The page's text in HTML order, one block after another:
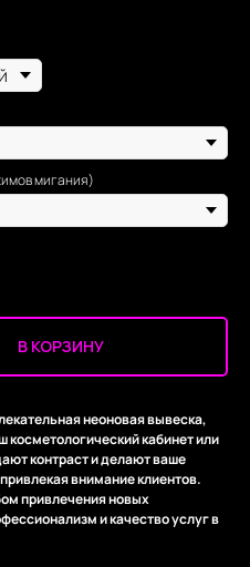
мигания)
В КОРЗИНУ
неоновая вывеска,
косметологический кабинет или
контраст и делают ваше
внимание клиентов.
привлечения новых
и качество услуг в